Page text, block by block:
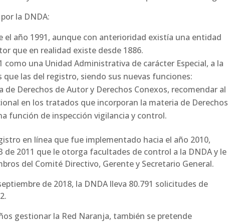
la DNDA:
el año 1991, aunque con anterioridad existía una entidad
que en realidad existe desde 1886.
una Unidad Administrativa de carácter Especial, a la
las del registro, siendo sus nuevas funciones:
Derechos de Autor y Derechos Conexos, recomendar al
en los tratados que incorporan la materia de Derechos
función de inspección vigilancia y control.
en línea que fue implementado hacia el año 2010,
2011 que le otorga facultades de control a la DNDA y le
del Comité Directivo, Gerente y Secretario General.
de 2018, la DNDA lleva 80.791 solicitudes de
gestionar la Red Naranja, también se pretende